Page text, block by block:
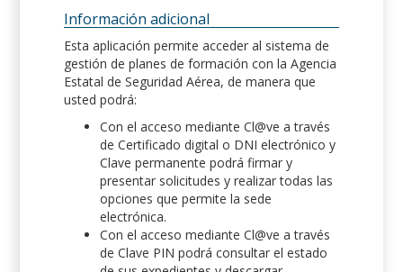
Información adicional
Esta aplicación permite acceder al sistema de
gestión de planes de formación con la Agencia
Estatal de Seguridad Aérea, de manera que
usted podrá:
Con el acceso mediante Cl@ve a través
de Certificado digital o DNI electrónico y
Clave permanente podrá firmar y
presentar solicitudes y realizar todas las
opciones que permite la sede
electrónica.
Con el acceso mediante Cl@ve a través
de Clave PIN podrá consultar el estado